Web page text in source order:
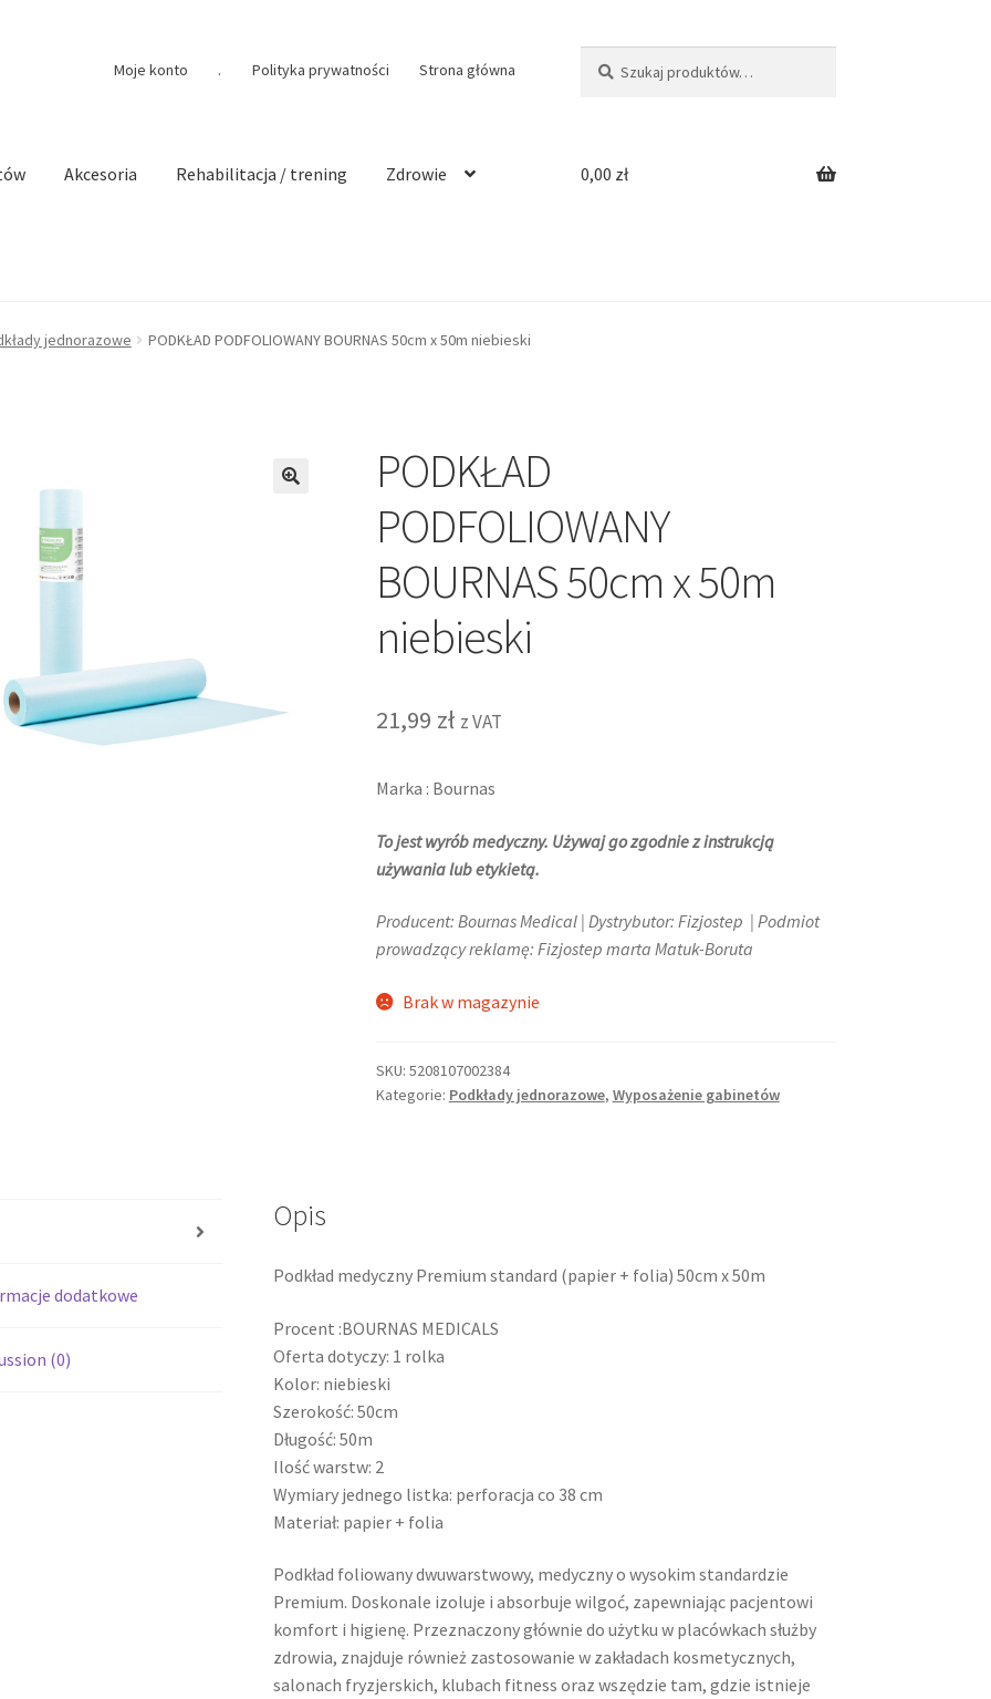
Moje konto . Polityka prywatności Strona główna
Akcesoria Rehabilitacja / trening Zdrowie 0,00 zł
jednorazowe PODKŁAD PODFOLIOWANY BOURNAS 50cm x 50m niebieski
PODKŁAD
PODFOLIOWANY
BOURNAS 50cm x 50m
niebieski
21,99 zł z VAT
Marka : Bournas
To jest wyrób medyczny. Używaj go zgodnie z instrukcją
używania lub etykietą.
Producent: Bournas Medical | Dystrybutor: Fizjostep | Podmiot
prowadzący reklamę: Fizjostep marta Matuk-Boruta
Brak w magazynie
SKU: 5208107002384
Kategorie: Podkłady jednorazowe, Wyposażenie gabinetów
dodatkowe
(0)
Opis
Podkład medyczny Premium standard (papier + folia) 50cm x 50m
Procent :BOURNAS MEDICALS
Oferta dotyczy: 1 rolka
Kolor: niebieski
Szerokość: 50cm
Długość: 50m
Ilość warstw: 2
Wymiary jednego listka: perforacja co 38 cm
Materiał: papier + folia
Podkład foliowany dwuwarstwowy, medyczny o wysokim standardzie
Premium. Doskonale izoluje i absorbuje wilgoć, zapewniając pacjentowi
komfort i higienę. Przeznaczony głównie do użytku w placówkach służby
zdrowia, znajduje również zastosowanie w zakładach kosmetycznych,
salonach fryzjerskich, klubach fitness oraz wszędzie tam, gdzie istnieje